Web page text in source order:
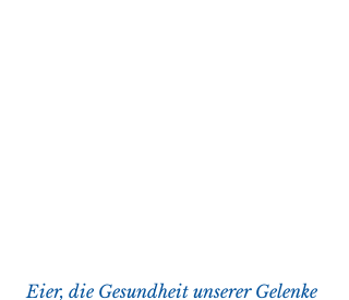
Eier, die Gesundheit unserer Gelenke